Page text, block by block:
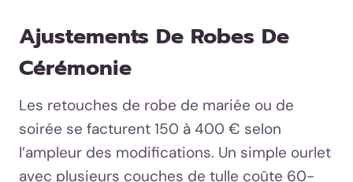
Ajustements De Robes De
Cérémonie
Les retouches de robe de mariée ou de
soirée se facturent 150 à 400 € selon
l’ampleur des modifications. Un simple ourlet
avec plusieurs couches de tulle coûte 60-